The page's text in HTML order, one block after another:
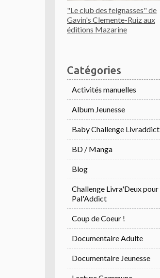
"Le club des feignasses" de
Gavin's Clemente-Ruiz aux
éditions Mazarine
Catégories
Activités manuelles
Album Jeunesse
Baby Challenge Livraddict
BD / Manga
Blog
Challenge Livra'Deux pour
Pal'Addict
Coup de Coeur !
Documentaire Adulte
Documentaire Jeunesse